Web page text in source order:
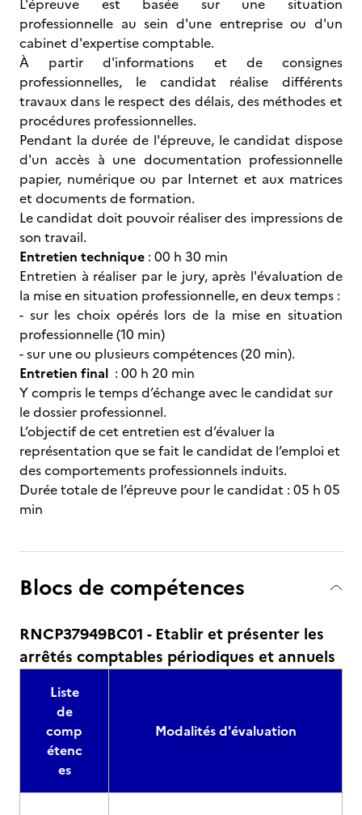
L'épreuve est basée sur une situation
professionnelle au sein d'une entreprise ou d'un
cabinet d'expertise comptable.
À partir d'informations et de consignes
professionnelles, le candidat réalise différents
travaux dans le respect des délais, des méthodes et
procédures professionnelles.
Pendant la durée de l'épreuve, le candidat dispose
d'un accès à une documentation professionnelle
papier, numérique ou par Internet et aux matrices
et documents de formation.
Le candidat doit pouvoir réaliser des impressions de
son travail.
Entretien technique : 00 h 30 min
Entretien à réaliser par le jury, après l'évaluation de
la mise en situation professionnelle, en deux temps :
- sur les choix opérés lors de la mise en situation
professionnelle (10 min)
- sur une ou plusieurs compétences (20 min).
Entretien final : 00 h 20 min
Y compris le temps d’échange avec le candidat sur
le dossier professionnel.
L’objectif de cet entretien est d’évaluer la
représentation que se fait le candidat de l’emploi et
des comportements professionnels induits.
Durée totale de l’épreuve pour le candidat : 05 h 05
min
Blocs de compétences
RNCP37949BC01 - Etablir et présenter les
arrêtés comptables périodiques et annuels
Liste
de
comp
étenc
es
Modalités d'évaluation